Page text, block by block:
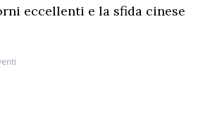
eccellenti e la sfida cinese